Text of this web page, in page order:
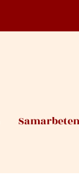
Samarbeten